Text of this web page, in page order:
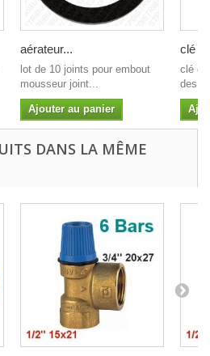
aérateur...
lot de 10 joints pour embout
mousseur joint...
Ajouter au panier
clé
clé
des
DANS LA MÊME